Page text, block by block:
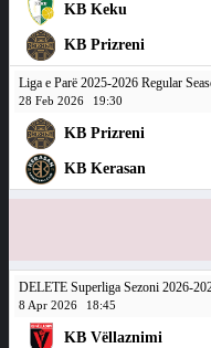
KB Keku
KB Prizreni
Liga e Parë 2025-2026 Regular
28 Feb 2026 19:30
KB Prizreni
KB Kerasan
DELETE Superliga Sezoni 2026-
8 Apr 2026 18:45
KB Vëllaznimi